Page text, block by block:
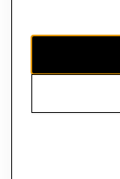
propiedad de H&M